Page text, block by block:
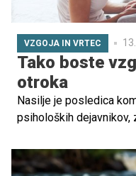
VZGOJA IN VRTEC
Tako boste
otroka
Nasilje je posledica
psiholoških
kako preprečiti, da bi
Firestone, klinična